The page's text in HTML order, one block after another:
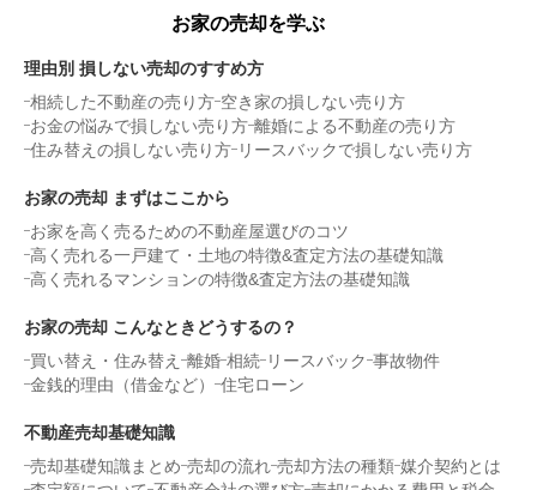
お家の売却を学ぶ
理由別 損しない売却のすすめ方
相続した不動産の売り方 空き家の損しない売り方
お金の悩みで損しない売り方 離婚による不動産の売り方
住み替えの損しない売り方 リースバックで損しない売り方
お家の売却 まずはここから
お家を高く売るための不動産屋選びのコツ
高く売れる一戸建て・土地の特徴&査定方法の基礎知識
高く売れるマンションの特徴&査定方法の基礎知識
お家の売却 こんなときどうするの？
買い替え・住み替え
離婚 相続 リースバック 事故物件
金銭的理由（借金など）
住宅ローン
不動産売却基礎知識
売却基礎知識まとめ 売却の流れ 売却方法の種類 媒介契約とは